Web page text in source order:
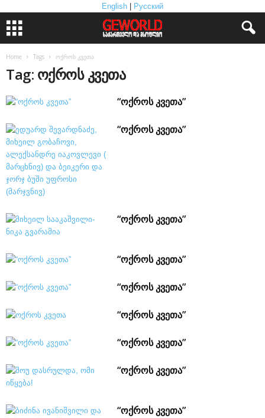
English Русский
Home Tags ოქროს კვეთა
Tag: ოქროს კვეთა
“ოქროს კვეთა”
“ოქროს კვეთა”
“ოქროს კვეთა”
“ოქროს კვეთა”
“ოქროს კვეთა”
“ოქროს კვეთა”
“ოქროს კვეთა”
“ოქროს კვეთა”
“ოქროს კვეთა”